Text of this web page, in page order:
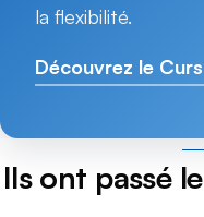
la flexibilité.
Découvrez le
Ils ont passé